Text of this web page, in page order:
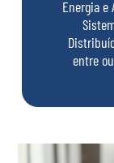
Energia
entre